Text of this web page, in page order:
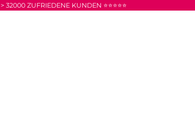
> 32000 ZUFRIEDENE KUNDEN ⭐⭐⭐⭐⭐